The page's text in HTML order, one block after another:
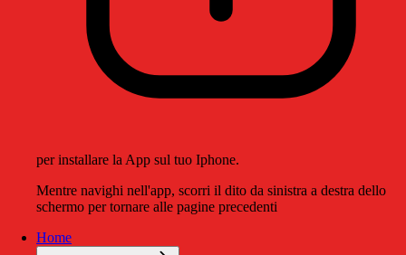
per installare la App sul tuo Iphone.
Mentre navighi nell'app, scorri il dito da sinistra a destra dello
schermo per tornare alle pagine precedenti
Home